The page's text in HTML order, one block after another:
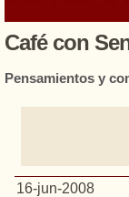
Café con
Pensamientos y
16-jun-2008